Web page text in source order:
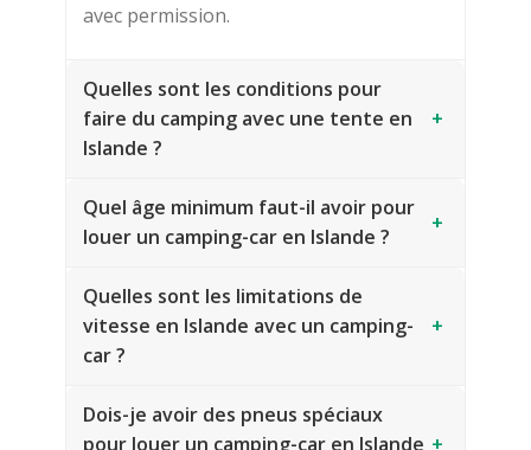
avec permission.
Quelles sont les conditions pour
faire du camping avec une tente en
Islande ?
+
Quel âge minimum faut-il avoir pour
louer un camping-car en Islande ?
+
Quelles sont les limitations de
vitesse en Islande avec un camping-
car ?
+
Dois-je avoir des pneus spéciaux
pour louer un camping-car en Islande +